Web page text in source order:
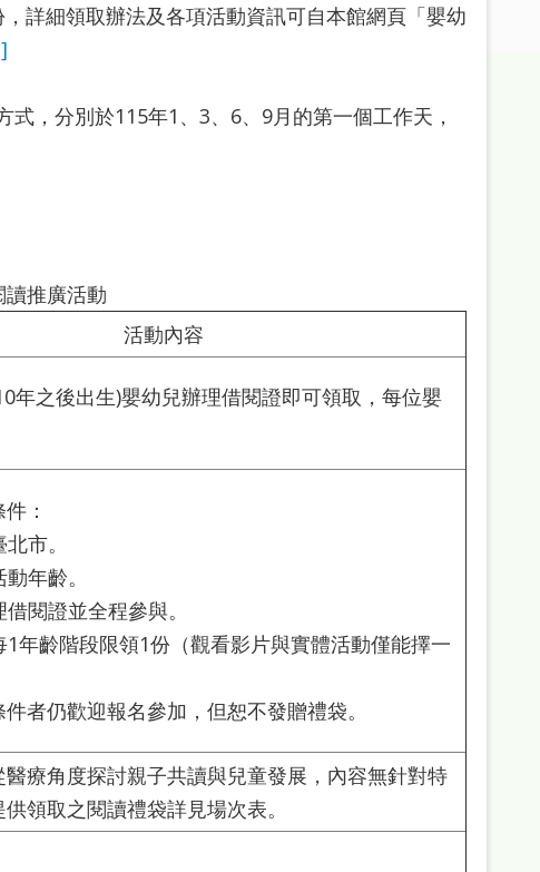
詳細領取辦法及各項活動資訊可自本館網頁「嬰幼
，分別於115年1、3、6、9月的第一個工作天，
推廣活動
活動內容
年之後出生)嬰幼兒辦理借閱證即可領取，每位嬰
：
市。
年齡。
閱證並全程參與。
1年齡階段限領1份（觀看影片與實體活動僅能擇一
者仍歡迎報名參加，但恕不發贈禮袋。
療角度探討親子共讀與兒童發展，內容無針對特
領取之閱讀禮袋詳見場次表。